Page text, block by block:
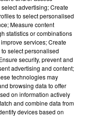
JOSEPH KAMEL
Celui Qui Part
advertising; Create
to select personalised
Measure content
statistics or combinations
services; Create
select personalised
security, prevent and
advertising and content;
technologies may
browsing data to offer
on information actively
and combine data from
devices based on